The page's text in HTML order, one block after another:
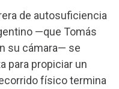
de autosuficiencia
—que Tomás
su cámara— se
para propiciar un
físico termina